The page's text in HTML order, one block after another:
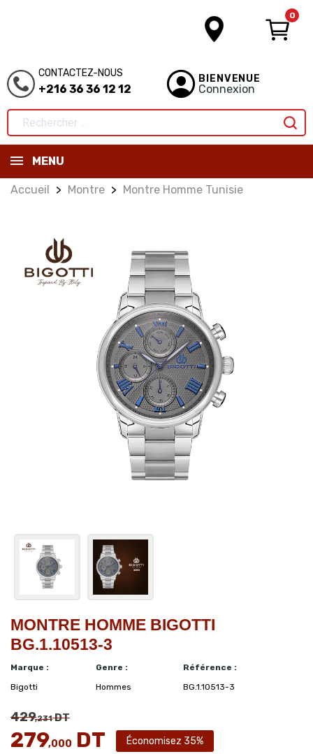
0
CONTACTEZ-NOUS
+216 36 36 12 12
BIENVENUE
Connexion
MENU
Accueil Montre Montre Homme Tunisie
MONTRE HOMME BIGOTTI
BG.1.10513-3
Marque :
Bigotti
Genre :
Hommes
Référence :
BG.1.10513-3
429,231DT
279,000 DT Économisez 35%